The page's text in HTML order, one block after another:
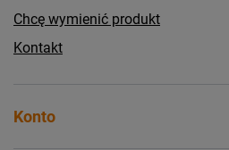
Chcę wymienić produkt
Kontakt
Konto